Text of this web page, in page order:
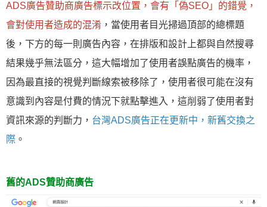
ADS廣告贊助商廣告標示改位置，會有「偽SEO」的錯覺，
會對使用者造成的混淆 ，當使用者目光掃過頂部的總標題
後，下方的每一則廣告內容，在排版和設計上都與自然搜尋
結果幾乎無法區分，這大幅增加了使用者誤點廣告的機率，
因為最直接的視覺判斷線索被移除了，使用者很可能在沒有
意識到內容是付費的情況下就點擊進入，這削弱了使用者對
資訊來源的判斷力， 台灣ADS廣告正在更新中，新舊交換之
際 。
舊的ADS贊助商廣告